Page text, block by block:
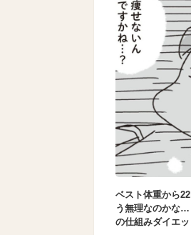
ベスト体重から
う無理なのかな
の仕組みダイエッ